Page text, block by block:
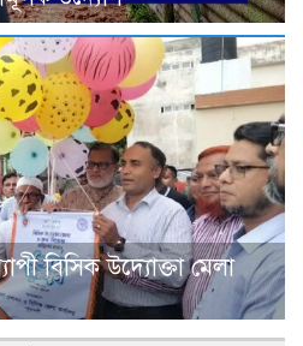
বিসিক উদ্যোক্তা মেলা